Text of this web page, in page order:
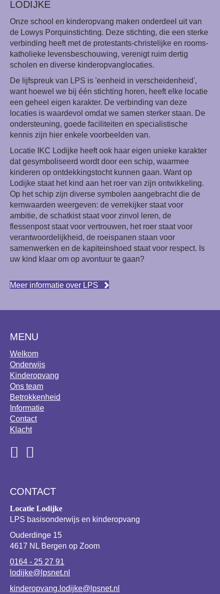
LODIJKE
Onze school en kinderopvang maken onderdeel uit van
de Lowys Porquinstichting. Deze stichting, die een sterke
verbinding heeft met de protestants-christelijke en rooms-
katholieke levensbeschouwing, verenigt ruim dertig
scholen en diverse kinderopvanglocaties.
De lijfspreuk van LPS is 'eenheid in verscheidenheid',
want hoewel we bij één stichting horen, heeft elke locatie
een geheel eigen karakter. De verbinding van deze
locaties is waardevol omdat we samen sterker staan. De
ondersteuning, goede faciliteiten en specialistische
kennis zijn hier enkele voorbeelden van.
Locatie IKC Lodijke heeft ook haar eigen unieke karakter
dat gesymboliseerd wordt door een schip, waarmee
kinderen op ontdekkingstocht kunnen gaan. Want op
Lodijke staat het kind aan het roer van zijn ontwikkeling.
Op het schip zijn diverse symbolen aangebracht die de
kernwaarden weergeven: de verrekijker staat voor
ambitie, de schatkist staat voor zinvol leren, de
flessenpost staat voor vertrouwen, het roer staat voor
verantwoordelijkheid, de roeispanen staan voor
samenwerken en de kapiteinshoed staat voor respect. Is
uw kind klaar om op avontuur te gaan?
Meer informatie over LPS
MENU
Welkom
Onderwijs
Kinderopvang
Ons team
Betrokkenheid
Informatie
Contact
Klacht
CONTACT
Locatie Lodijke
LPS basisonderwijs en kinderopvang
Ouderdinge 15
4617 NL Bergen op Zoom
0164 - 25 27 91
lodijke@lpsnet.nl
kinderopvang.lodijke@lpsnet.nl